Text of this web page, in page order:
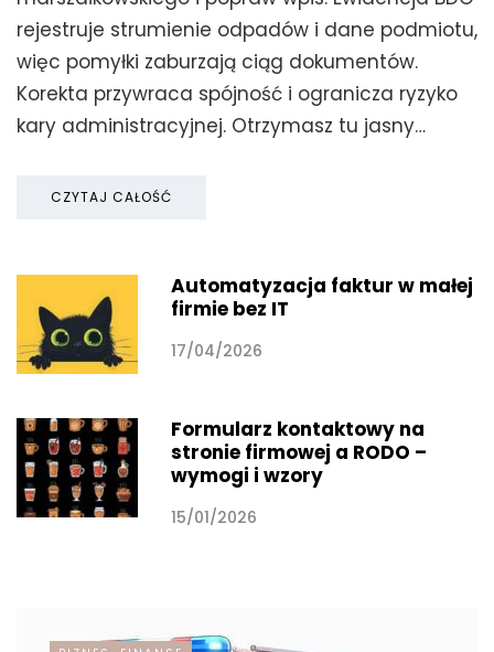
rejestruje strumienie odpadów i dane podmiotu,
więc pomyłki zaburzają ciąg dokumentów.
Korekta przywraca spójność i ogranicza ryzyko
kary administracyjnej. Otrzymasz tu jasny…
CZYTAJ CAŁOŚĆ
Automatyzacja faktur w małej
firmie bez IT
17/04/2026
Formularz kontaktowy na
stronie firmowej a RODO –
wymogi i wzory
15/01/2026